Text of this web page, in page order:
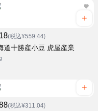
(税込¥559.44)
道十勝産小豆 虎屋産業
(税込¥311.04)